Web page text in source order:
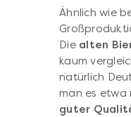
Ähnlich wie
Die alten
kaum
natürlich
man es etwa
guter